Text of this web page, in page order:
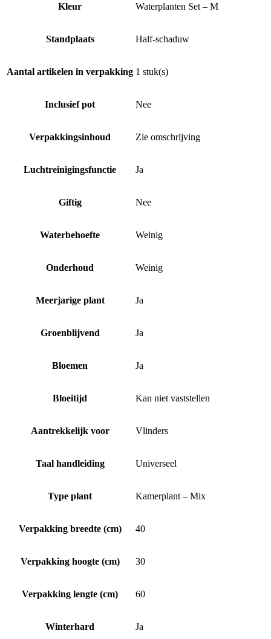
Kleur Waterplanten Set – M
Standplaats Half-schaduw
Aantal artikelen in verpakking 1 stuk(s)
Inclusief pot Nee
Verpakkingsinhoud Zie omschrijving
Luchtreinigingsfunctie Ja
Giftig Nee
Waterbehoefte Weinig
Onderhoud Weinig
Meerjarige plant Ja
Groenblijvend Ja
Bloemen Ja
Bloeitijd Kan niet vaststellen
Aantrekkelijk voor Vlinders
Taal handleiding Universeel
Type plant Kamerplant – Mix
Verpakking breedte (cm) 40
Verpakking hoogte (cm) 30
Verpakking lengte (cm) 60
Winterhard Ja